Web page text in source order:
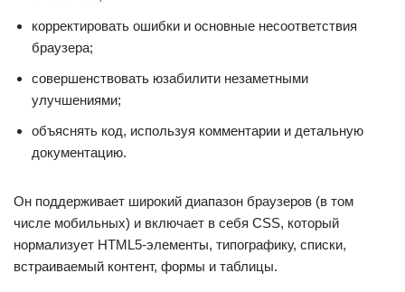
корректировать ошибки и основные несоответствия
браузера;
совершенствовать юзабилити незаметными
улучшениями;
объяснять код, используя комментарии и детальную
документацию.
Он поддерживает широкий диапазон браузеров (в том
числе мобильных) и включает в себя CSS, который
нормализует HTML5-элементы, типографику, списки,
встраиваемый контент, формы и таблицы.